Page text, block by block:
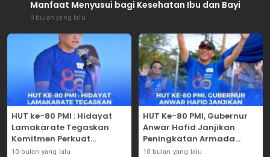
Manfaat Menyusui bagi Kesehatan Ibu dan Bayi
9 bulan yang lalu
HUT ke-80 PMI : Hidayat
Lamakarate Tegaskan
Komitmen Perkuat
Solidaritas Kemanusiaan
10 bulan yang lalu
HUT Ke-80 PMI, Gubernur
Anwar Hafid Janjikan
Peningkatan Armada
Mobil Donor Darah
10 bulan yang lalu